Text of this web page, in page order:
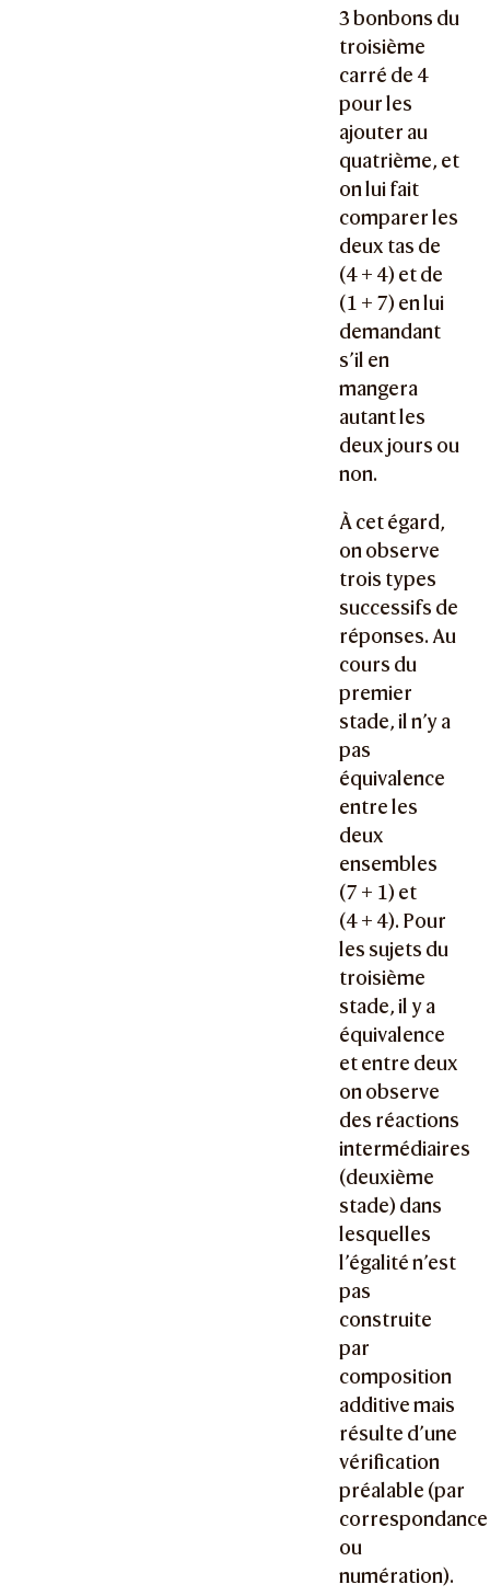
3 bonbons du
troisième
carré de 4
pour les
ajouter au
quatrième, et
on lui fait
comparer les
deux tas de
(4 + 4) et de
(1 + 7) en lui
demandant
s’il en
mangera
autant les
deux jours ou
non.
À cet égard,
on observe
trois types
successifs de
réponses. Au
cours du
premier
stade, il n’y a
pas
équivalence
entre les
deux
ensembles
(7 + 1) et
(4 + 4). Pour
les sujets du
troisième
stade, il y a
équivalence
et entre deux
on observe
des réactions
intermédiaires
(deuxième
stade) dans
lesquelles
l’égalité n’est
pas
construite
par
composition
additive mais
résulte d’une
vérification
préalable (par
correspondance
ou
numération).